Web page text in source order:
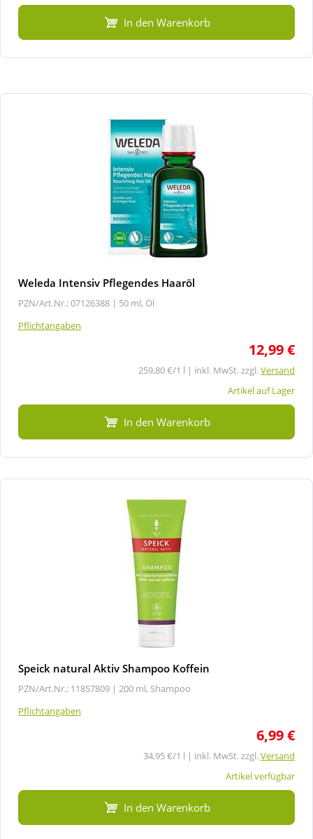
In den Warenkorb
Weleda Intensiv Pflegendes Haaröl
PZN/Art.Nr.: 07126388 | 50 ml, Öl
Pflichtangaben
12,99 €
259,80 €/1 l | inkl. MwSt. zzgl.Versand
Artikel auf Lager
In den Warenkorb
Speick natural Aktiv Shampoo Koffein
PZN/Art.Nr.: 11857809 | 200 ml, Shampoo
Pflichtangaben
6,99 €
34,95 €/1 l | inkl. MwSt. zzgl.Versand
Artikel verfügbar
In den Warenkorb